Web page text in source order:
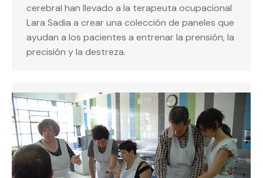
cerebral han llevado a la terapeuta ocupacional
Lara Sadia a crear una colección de paneles que
ayudan a los pacientes a entrenar la prensión, la
precisión y la destreza.